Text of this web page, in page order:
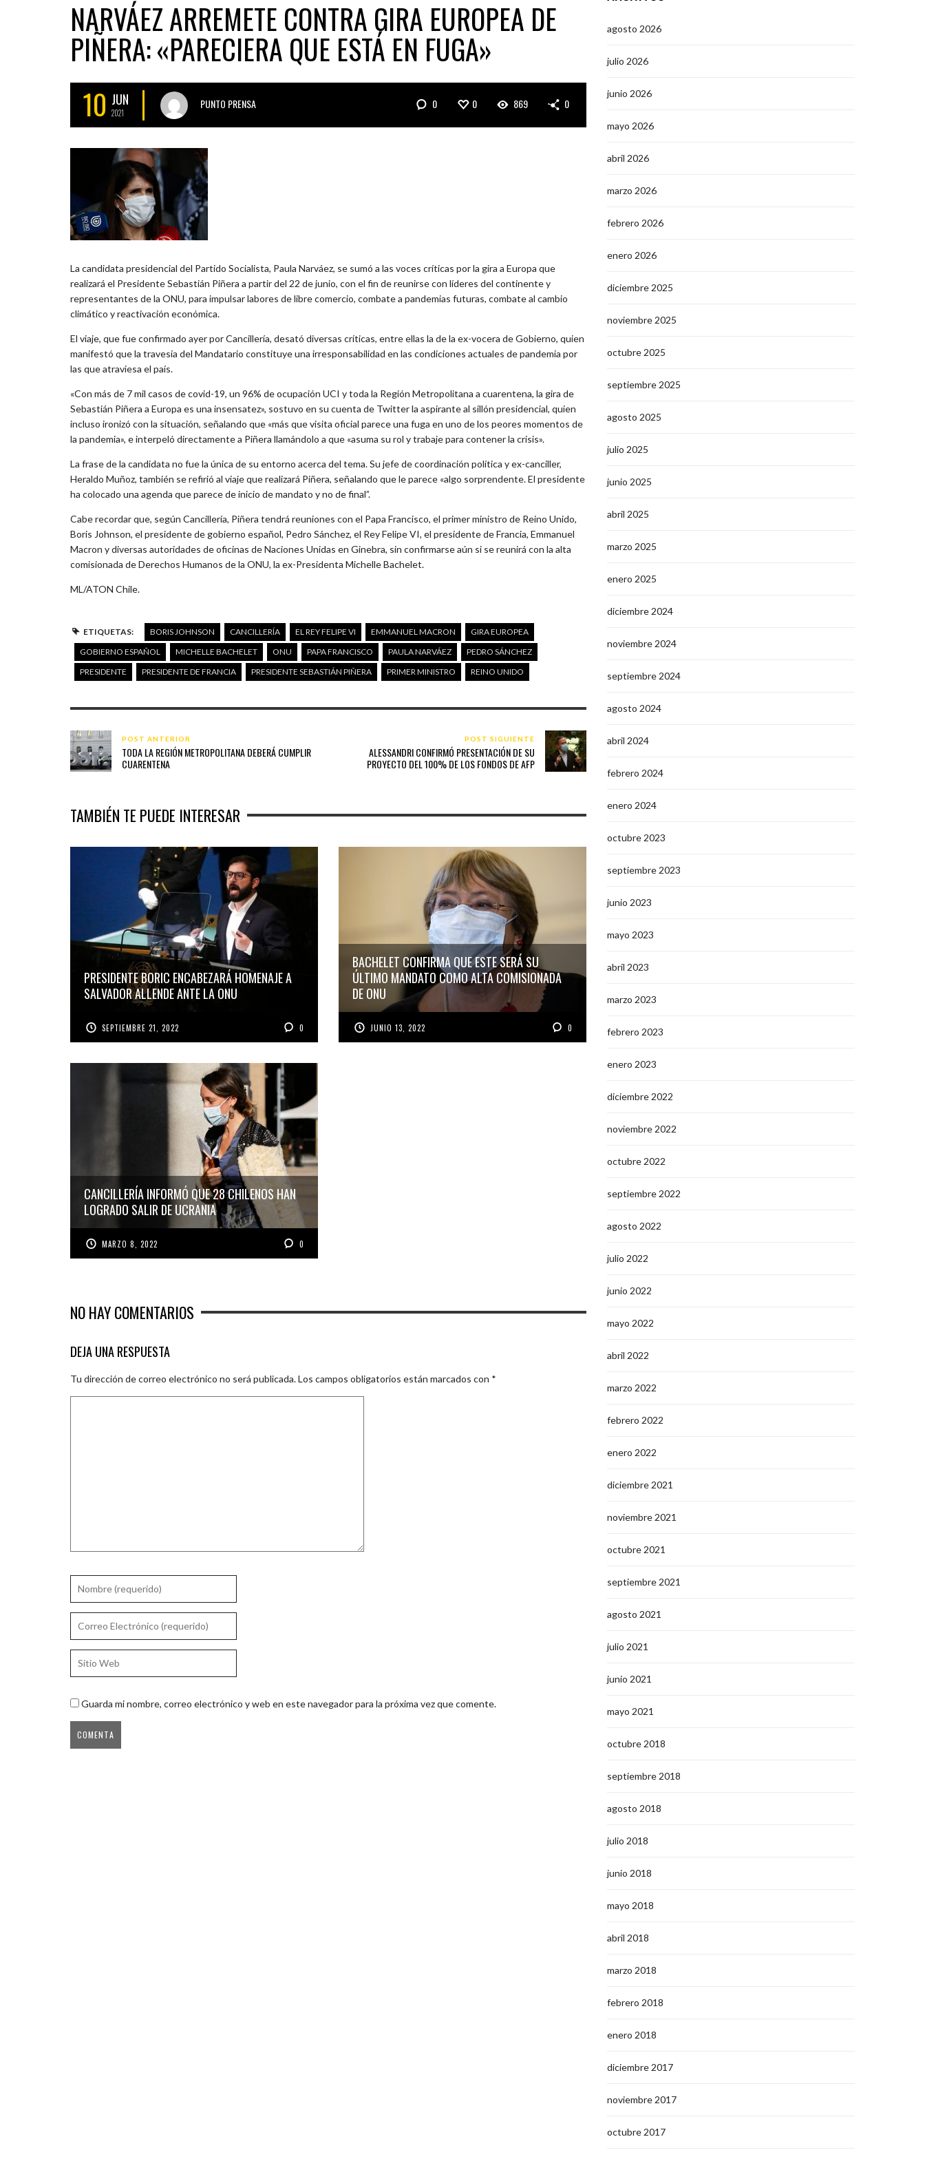
NARVÁEZ ARREMETE CONTRA GIRA EUROPEA DE
PIÑERA: «PARECIERA QUE ESTÁ EN FUGA»
10 JUN
2021
PUNTO PRENSA 0 0 869 0
La candidata presidencial del Partido Socialista, Paula Narváez, se sumó a las voces críticas por la gira a Europa que
realizará el Presidente Sebastián Piñera a partir del 22 de junio, con el fin de reunirse con líderes del continente y
representantes de la ONU, para impulsar labores de libre comercio, combate a pandemias futuras, combate al cambio
climático y reactivación económica.
El viaje, que fue confirmado ayer por Cancillería, desató diversas críticas, entre ellas la de la ex-vocera de Gobierno, quien
manifestó que la travesía del Mandatario constituye una irresponsabilidad en las condiciones actuales de pandemia por
las que atraviesa el país.
«Con más de 7 mil casos de covid-19, un 96% de ocupación UCI y toda la Región Metropolitana a cuarentena, la gira de
Sebastián Piñera a Europa es una insensatez», sostuvo en su cuenta de Twitter la aspirante al sillón presidencial, quien
incluso ironizó con la situación, señalando que «más que visita oficial parece una fuga en uno de los peores momentos de
la pandemia», e interpeló directamente a Piñera llamándolo a que «asuma su rol y trabaje para contener la crisis».
La frase de la candidata no fue la única de su entorno acerca del tema. Su jefe de coordinación política y ex-canciller,
Heraldo Muñoz, también se refirió al viaje que realizará Piñera, señalando que le parece «algo sorprendente. El presidente
ha colocado una agenda que parece de inicio de mandato y no de final”.
Cabe recordar que, según Cancillería, Piñera tendrá reuniones con el Papa Francisco, el primer ministro de Reino Unido,
Boris Johnson, el presidente de gobierno español, Pedro Sánchez, el Rey Felipe VI, el presidente de Francia, Emmanuel
Macron y diversas autoridades de oficinas de Naciones Unidas en Ginebra, sin confirmarse aún si se reunirá con la alta
comisionada de Derechos Humanos de la ONU, la ex-Presidenta Michelle Bachelet.
ML/ATON Chile.
ETIQUETAS: BORIS JOHNSON CANCILLERÍA EL REY FELIPE VI EMMANUEL MACRON
GIRA EUROPEA
GOBIERNO ESPAÑOL
MICHELLE BACHELET ONU PAPA FRANCISCO PAULA NARVÁEZ
PEDRO SÁNCHEZ
PRESIDENTE
PRESIDENTE DE FRANCIA PRESIDENTE SEBASTIÁN PIÑERA PRIMER MINISTRO REINO UNIDO
POST ANTERIOR
TODA LA REGIÓN METROPOLITANA DEBERÁ CUMPLIR
CUARENTENA
POST SIGUIENTE
ALESSANDRI CONFIRMÓ PRESENTACIÓN DE SU
PROYECTO DEL 100% DE LOS FONDOS DE AFP
TAMBIÉN TE PUEDE INTERESAR
PRESIDENTE BORIC ENCABEZARÁ HOMENAJE A
SALVADOR ALLENDE ANTE LA ONU
SEPTIEMBRE 21, 2022 0
BACHELET CONFIRMA QUE ESTE SERÁ SU
ÚLTIMO MANDATO COMO ALTA COMISIONADA
DE ONU
JUNIO 13, 2022 0
CANCILLERÍA INFORMÓ QUE 28 CHILENOS HAN
LOGRADO SALIR DE UCRANIA
MARZO 8, 2022 0
NO HAY COMENTARIOS
DEJA UNA RESPUESTA
Tu dirección de correo electrónico no será publicada.Los campos obligatorios están marcados con *
Guarda mi nombre, correo electrónico y web en este navegador para la próxima vez que comente.
agosto 2026
julio 2026
junio 2026
mayo 2026
abril 2026
marzo 2026
febrero 2026
enero 2026
diciembre 2025
noviembre 2025
octubre 2025
septiembre 2025
agosto 2025
julio 2025
junio 2025
abril 2025
marzo 2025
enero 2025
diciembre 2024
noviembre 2024
septiembre 2024
agosto 2024
abril 2024
febrero 2024
enero 2024
octubre 2023
septiembre 2023
junio 2023
mayo 2023
abril 2023
marzo 2023
febrero 2023
enero 2023
diciembre 2022
noviembre 2022
octubre 2022
septiembre 2022
agosto 2022
julio 2022
junio 2022
mayo 2022
abril 2022
marzo 2022
febrero 2022
enero 2022
diciembre 2021
noviembre 2021
octubre 2021
septiembre 2021
agosto 2021
julio 2021
junio 2021
mayo 2021
octubre 2018
septiembre 2018
agosto 2018
julio 2018
junio 2018
mayo 2018
abril 2018
marzo 2018
febrero 2018
enero 2018
diciembre 2017
noviembre 2017
octubre 2017